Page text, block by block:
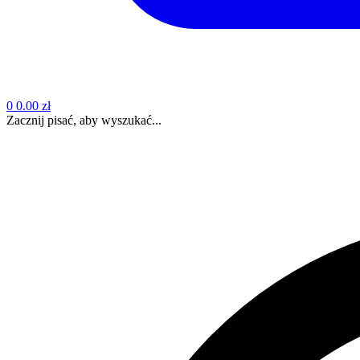
0 0.00 zł
Zacznij pisać, aby wyszukać...